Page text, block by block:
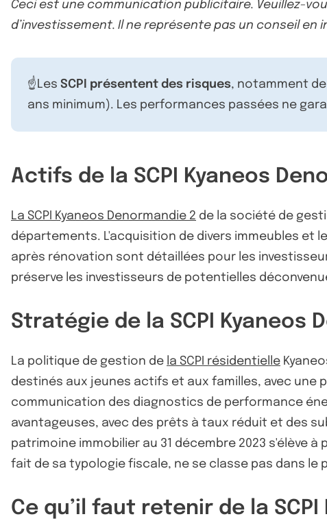
Ceci est une communication publicitaire. Veuillez-
d’investissement. Il ne représente pas un conseil
☝️Les SCPI présentent des risques, notamment
ans minimum). Les performances passées ne
Actifs de la SCPI Kyaneos
La SCPI Kyaneos Denormandie 2 de la société de
départements. L'acquisition de divers immeubles et
après rénovation sont détaillées pour les
préserve les investisseurs de potentielles
Stratégie de la SCPI Kyaneos
La politique de gestion de la SCPI résidentielle
destinés aux jeunes actifs et aux familles, avec une
communication des diagnostics de performance
avantageuses, avec des prêts à taux réduit et des
patrimoine immobilier au 31 décembre 2023 s'élève
fait de sa typologie fiscale, ne se classe pas dans le
Ce qu’il faut retenir de la